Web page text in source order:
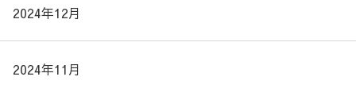
2024年12月
2024年11月